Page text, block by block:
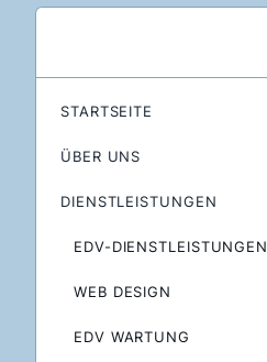
STARTSEITE
ÜBER UNS
DIENSTLEISTUNGEN
EDV-DIENSTLEISTUNGEN
WEB DESIGN
EDV WARTUNG